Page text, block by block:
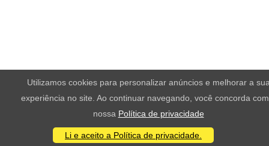
Utilizamos cookies para personalizar anúncios e melhorar a
experiência no site. Ao continuar navegando, você concorda
nossa Política de privacidade
Li e aceito a Política de privacidade.